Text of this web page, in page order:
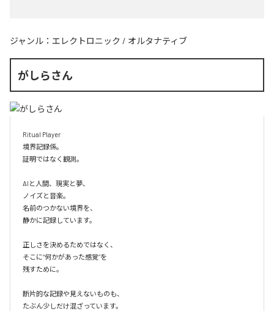
ジャンル： エレクトロニック / オルタナティブ
がしらさん
Ritual Player
境界記録係。
証明ではなく観測。
AIと人間、現実と夢、
ノイズと音楽。
名前のつかない境界を、
静かに記録しています。
正しさを決めるためではなく、
そこに“何かがあった感覚”を
残すために。
断片的な記録や見えないものも、
たぶん少しだけ混ざっています。